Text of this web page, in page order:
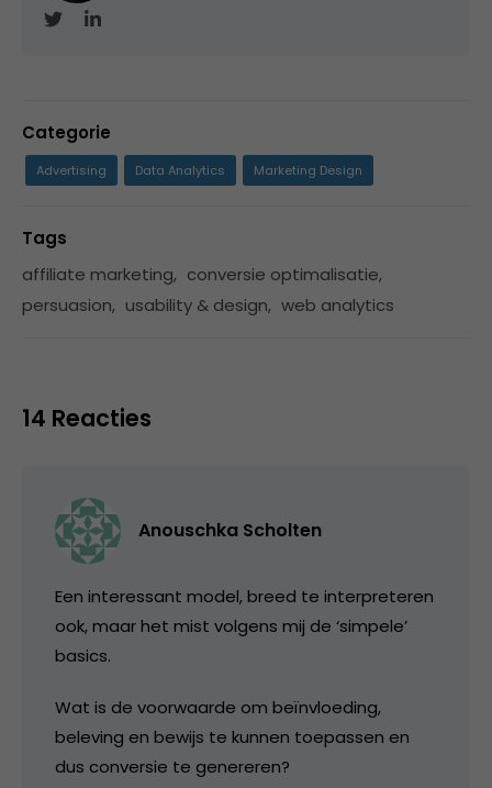
Categorie
Advertising Data Analytics Marketing Design
Tags
affiliate marketing, conversie optimalisatie,
persuasion, usability & design, web analytics
14 Reacties
Anouschka Scholten
Een interessant model, breed te interpreteren
ook, maar het mist volgens mij de ‘simpele’
basics.
Wat is de voorwaarde om beïnvloeding,
beleving en bewijs te kunnen toepassen en
dus conversie te genereren?